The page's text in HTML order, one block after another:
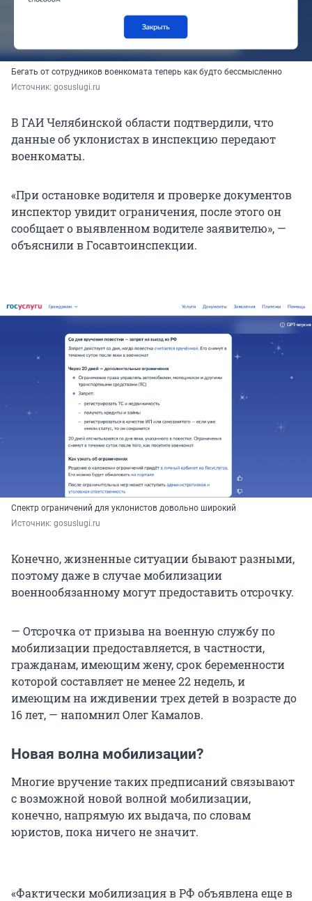
Бегать от сотрудников военкомата теперь как будто бессмысленно
Источник: gosuslugi.ru
В ГАИ Челябинской области подтвердили, что
данные об уклонистах в инспекцию передают
военкоматы.
«При остановке водителя и проверке документов
инспектор увидит ограничения, после этого он
сообщает о выявленном водителе заявителю», —
объяснили в Госавтоинспекции.
Спектр ограничений для уклонистов довольно широкий
Источник: gosuslugi.ru
Конечно, жизненные ситуации бывают разными,
поэтому даже в случае мобилизации
военнообязанному могут предоставить отсрочку.
— Отсрочка от призыва на военную службу по
мобилизации предоставляется, в частности,
гражданам, имеющим жену, срок беременности
которой составляет не менее 22 недель, и
имеющим на иждивении трех детей в возрасте до
16 лет, — напомнил Олег Камалов.
Новая волна мобилизации?
Многие вручение таких предписаний связывают
с возможной новой волной мобилизации,
конечно, напрямую их выдача, по словам
юристов, пока ничего не значит.
«Фактически мобилизация в РФ объявлена еще в